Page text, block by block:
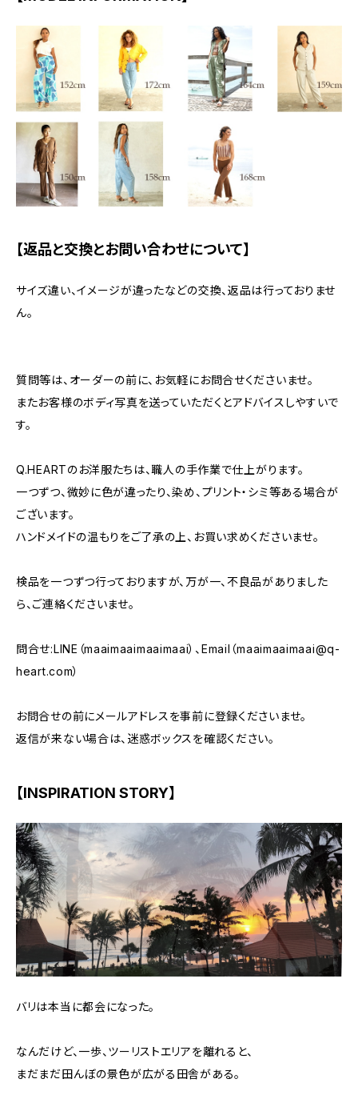
【返品と交換とお問い合わせについて】
サイズ違い、イメージが違ったなどの交換、返品は行っておりませ
ん。
質問等は、オーダーの前に、お気軽にお問合せくださいませ。
またお客様のボディ写真を送っていただくとアドバイスしやすいで
す。
Q.HEARTのお洋服たちは、職人の手作業で仕上がります。
一つずつ、微妙に色が違ったり、染め、プリント・シミ等ある場合が
ございます。
ハンドメイドの温もりをご了承の上、お買い求めくださいませ。
検品を一つずつ行っておりますが、万が一、不良品がありました
ら、ご連絡くださいませ。
問合せ:LINE（maaimaaimaaimaai）、Email（maaimaaimaai@q-
heart.com）
お問合せの前にメールアドレスを事前に登録くださいませ。
返信が来ない場合は、迷惑ボックスを確認ください。
【INSPIRATION STORY】
バリは本当に都会になった。
なんだけど、一歩、ツーリストエリアを離れると、
まだまだ田んぼの景色が広がる田舎がある。